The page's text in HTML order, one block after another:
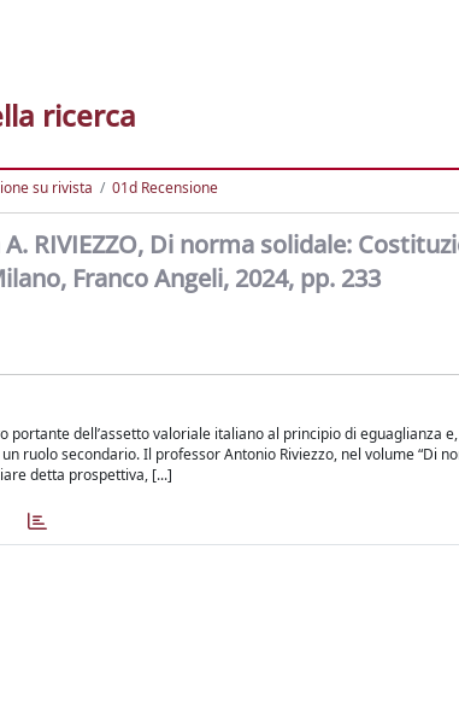
ricerca
su rivista 01d Recensione
RIVIEZZO, Di norma solidale:
Franco Angeli, 2024, pp. 233
dell’assetto valoriale italiano al principio di eguaglianza
ruolo secondario. Il professor Antonio Riviezzo, nel volume “Di
detta prospettiva, [...]